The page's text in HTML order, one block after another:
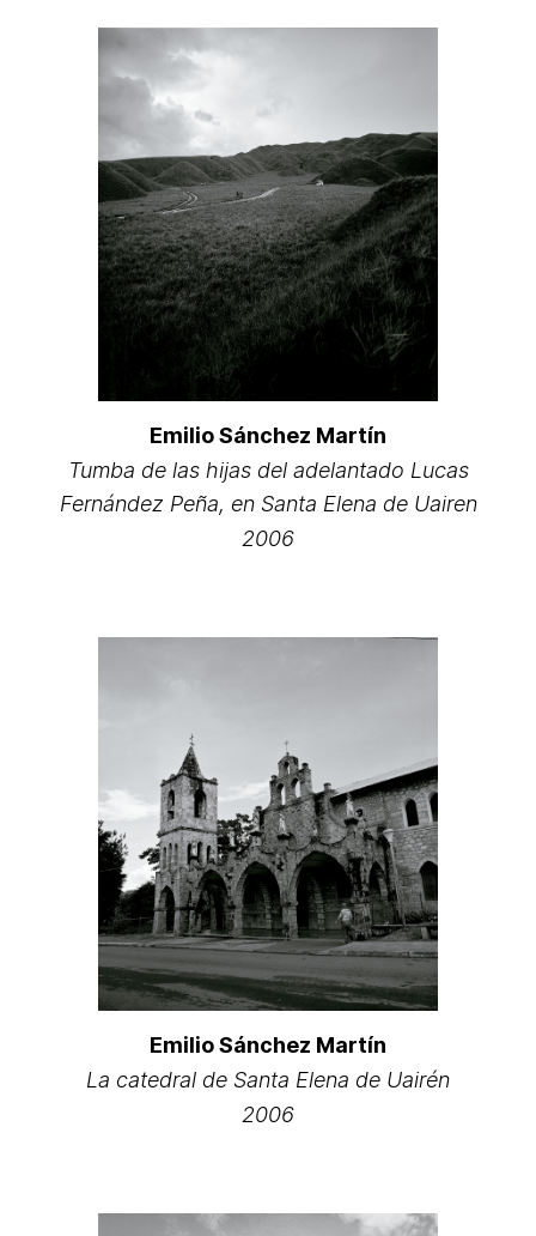
Emilio Sánchez Martín
Tumba de las hijas del adelantado Lucas
Fernández Peña, en Santa Elena de Uairen
2006
Emilio Sánchez Martín
La catedral de Santa Elena de Uairén
2006